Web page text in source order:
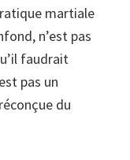
martiale
n’est pas
faudrait
pas un
du